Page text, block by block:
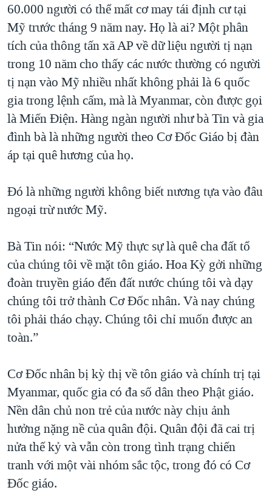
60.000 người có thể mất cơ may tái định cư tại
Mỹ trước tháng 9 năm nay. Họ là ai? Một phân
tích của thông tấn xã AP về dữ liệu người tị nạn
trong 10 năm cho thấy các nước thường có người
tị nạn vào Mỹ nhiều nhất không phải là 6 quốc
gia trong lệnh cấm, mà là Myanmar, còn được gọi
là Miến Điện. Hàng ngàn người như bà Tin và gia
đình bà là những người theo Cơ Đốc Giáo bị đàn
áp tại quê hương của họ.
Đó là những người không biết nương tựa vào đâu
ngoại trừ nước Mỹ.
Bà Tin nói: “Nước Mỹ thực sự là quê cha đất tổ
của chúng tôi về mặt tôn giáo. Hoa Kỳ gởi những
đoàn truyền giáo đến đất nước chúng tôi và dạy
chúng tôi trở thành Cơ Đốc nhân. Và nay chúng
tôi phải tháo chạy. Chúng tôi chỉ muốn được an
toàn.”
Cơ Đốc nhân bị kỳ thị về tôn giáo và chính trị tại
Myanmar, quốc gia có đa số dân theo Phật giáo.
Nền dân chủ non trẻ của nước này chịu ảnh
hưởng nặng nề của quân đội. Quân đội đã cai trị
nửa thế kỷ và vẫn còn trong tình trạng chiến
tranh với một vài nhóm sắc tộc, trong đó có Cơ
Đốc giáo.